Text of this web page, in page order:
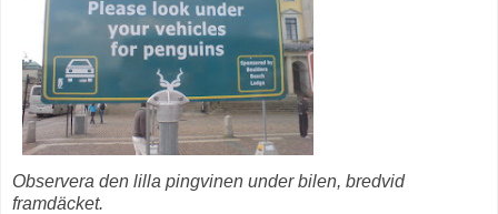
Observera den lilla pingvinen under bilen, bredvid
framdäcket.